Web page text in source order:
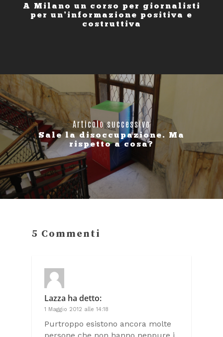
A Milano un corso per giornalisti
per un’informazione positiva e
costruttiva
Articolo successivo
Sale la disoccupazione. Ma
rispetto a cosa?
5 Commenti
Lazza ha detto:
1 Maggio 2012 alle 14:18
Purtroppo esistono ancora molte